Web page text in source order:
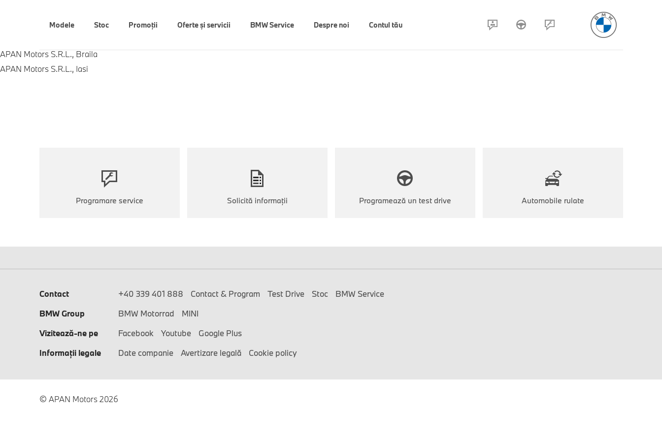
Modele Stoc Promoții Oferte şi servicii BMW Service Despre noi Contul tău
APAN Motors S.R.L., Braila
APAN Motors S.R.L., Iasi
Programare service Solicită informații Programează un test drive Automobile rulate
Contact +40 339 401 888 Contact & Program Test Drive Stoc
BMW Service
BMW Group
BMW Motorrad
MINI
Vizitează-ne pe
Facebook Youtube
Google Plus
Informaţii legale
Date companie Avertizare legală Cookie policy
© APAN Motors 2026